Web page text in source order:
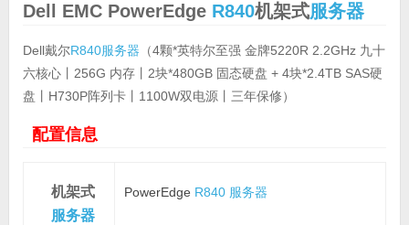
Dell EMC PowerEdge R840机架式服务器
Dell戴尔R840服务器 （4颗*英特尔至强 金牌5220R 2.2GHz 九十
六核心丨256G 内存丨2块*480GB 固态硬盘 + 4块*2.4TB SAS硬
盘丨H730P阵列卡丨1100W双电源丨三年保修）
配置信息
机架式
服务器
PowerEdge R840 服务器